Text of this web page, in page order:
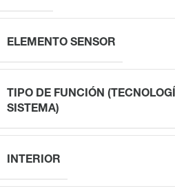
ELEMENTO SENSOR
TIPO DE FUNCIÓN
SISTEMA)
INTERIOR